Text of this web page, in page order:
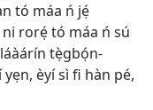
tó máa ń jẹ́
rorẹ́ tó máa ń sú
tẹ̀gbọ́n-
èyí sì fi hàn pé,